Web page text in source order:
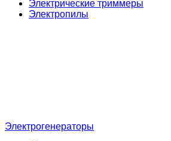
Электрические триммеры
Электропилы
Электрогенераторы